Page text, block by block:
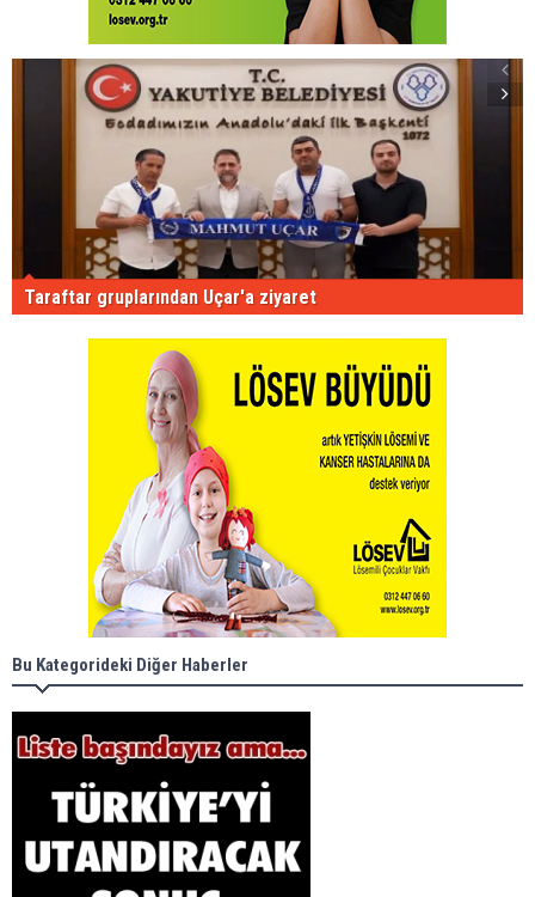
Taraftar gruplarından Uçar'a ziyaret
Bu Kategorideki Diğer Haberler